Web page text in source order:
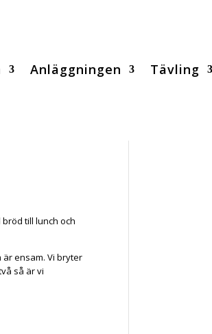
Anläggningen Tävling
till lunch och
är ensam. Vi bryter
så är vi